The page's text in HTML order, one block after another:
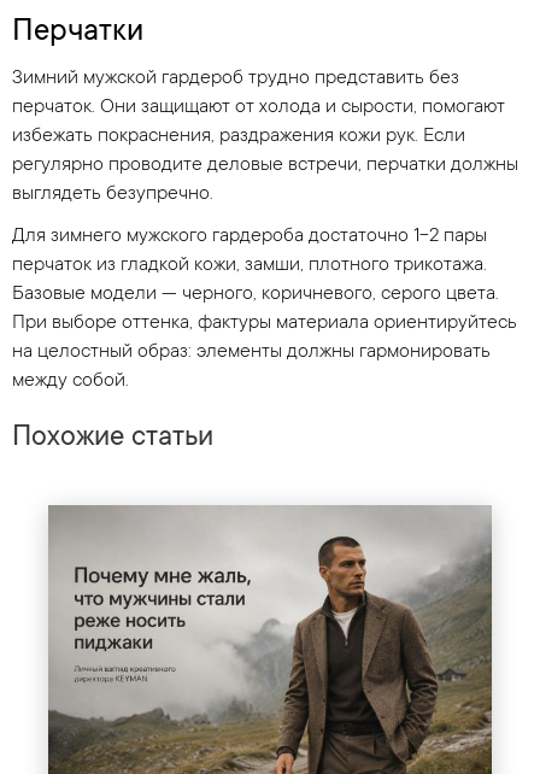
Перчатки
Зимний мужской гардероб трудно представить без
перчаток. Они защищают от холода и сырости, помогают
избежать покраснения, раздражения кожи рук. Если
регулярно проводите деловые встречи, перчатки должны
выглядеть безупречно.
Для зимнего мужского гардероба достаточно 1-2 пары
перчаток из гладкой кожи, замши, плотного трикотажа.
Базовые модели — черного, коричневого, серого цвета.
При выборе оттенка, фактуры материала ориентируйтесь
на целостный образ: элементы должны гармонировать
между собой.
Похожие статьи